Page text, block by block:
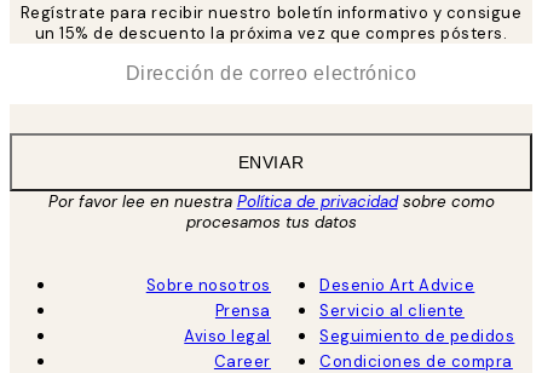
Regístrate para recibir nuestro boletín informativo y consigue
un 15% de descuento la próxima vez que compres pósters.
ENVIAR
Por favor lee en nuestra Política de privacidadsobre como
procesamos tus datos
Sobre nosotros
Prensa
Aviso legal
Career
Desenio Art Advice
Servicio al cliente
Seguimiento de pedidos
Condiciones de compra